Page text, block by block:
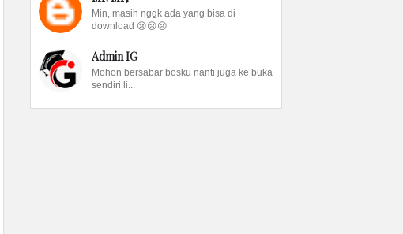
Min, masih nggk ada yang bisa di
download 😢😢😢
Admin IG
Mohon bersabar bosku nanti juga ke buka
sendiri li...